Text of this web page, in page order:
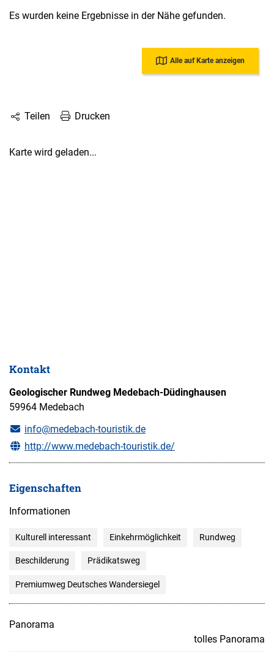
Es wurden keine Ergebnisse in der Nähe gefunden.
Alle auf Karte anzeigen
Teilen Drucken
Karte wird geladen...
Kontakt
Geologischer Rundweg Medebach-Düdinghausen
59964 Medebach
info@medebach-touristik.de
http://www.medebach-touristik.de/
Eigenschaften
Informationen
Kulturell interessant Einkehrmöglichkeit Rundweg
Beschilderung Prädikatsweg
Premiumweg Deutsches Wandersiegel
Panorama
tolles Panorama